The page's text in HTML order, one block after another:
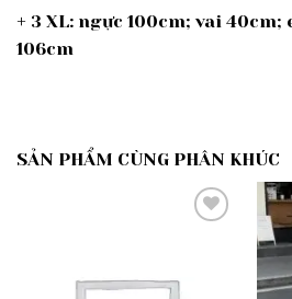
+ 3 XL: ngực 100cm; vai 40cm;
106cm
SẢN PHẨM CÙNG PHÂN KHÚC